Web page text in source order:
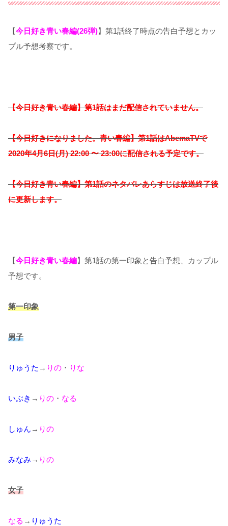
【今日好き青い春編(26弾)】第1話終了時点の告白予想とカッ
プル予想考察です。
【今日好き青い春編】第1話はまだ配信されていません。
【今日好きになりました。青い春編】第1話はAbemaTVで
2020年4月6日(月) 22:00 〜 23:00に配信される予定です。
【今日好き青い春編】第1話のネタバレあらすじは放送終了後
に更新します。
【今日好き青い春編】第1話の第一印象と告白予想、カップル
予想です。
第一印象
男子
りゅうた → りの ・ りな
いぶき → りの ・ なる
しゅん → りの
みなみ → りの
女子
なる → りゅうた